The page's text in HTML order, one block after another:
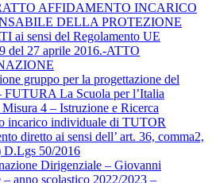
AFFIDAMENTO INCARICO
DELLA PROTEZIONE
ai sensi del Regolamento UE
del 27 aprile 2016.-ATTO
gruppo per la progettazione del
FUTURA La Scuola per l’Italia
4 – Istruzione e Ricerca
incarico individuale di TUTOR
diretto ai sensi dell’ art. 36, comma2,
D.Lgs 50/2016
Dirigenziale – Giovanni
– anno scolastico 2022/2023 –